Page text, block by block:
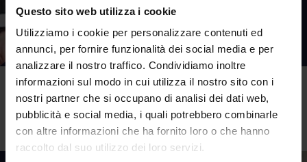
Questo sito web utilizza i cookie
Utilizziamo i cookie per personalizzare contenuti ed
annunci, per fornire funzionalità dei social media e per
analizzare il nostro traffico. Condividiamo inoltre
informazioni sul modo in cui utilizza il nostro sito con i
nostri partner che si occupano di analisi dei dati web,
pubblicità e social media, i quali potrebbero combinarle
con altre informazioni che ha fornito loro o che hanno
raccolto dal suo utilizzo dei loro servizi.
Nel private banking la discrezione è un pilastro
fondamentale: significa eleganza, coerenza e
rispetto, qualità che oggi più che mai
determinano il vero successo professionale.